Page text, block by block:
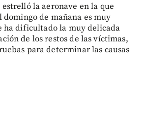
estrelló la aeronave en la que
de mañana es muy
ha dificultado la muy delicada
de los restos de las víctimas,
para determinar las causas